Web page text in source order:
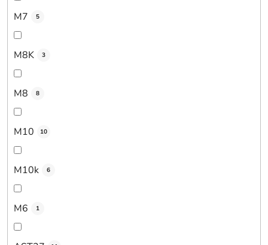
M7 5
M8K 3
M8 8
M10 10
M10k 6
M6 1